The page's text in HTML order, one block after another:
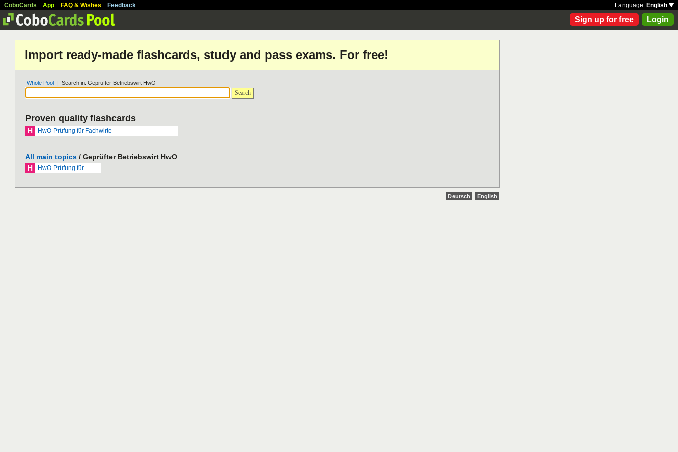
CoboCards App FAQ & Wishes Feedback Language: English
Sign up for free Login
Import ready-made flashcards, study and pass exams. For free!
Whole Pool | Search in: Geprüfter Betriebswirt HwO
Search
Proven quality flashcards
H HwO-Prüfung für Fachwirte
All main topics / Geprüfter Betriebswirt HwO
H
HwO-Prüfung für...
Deutsch English